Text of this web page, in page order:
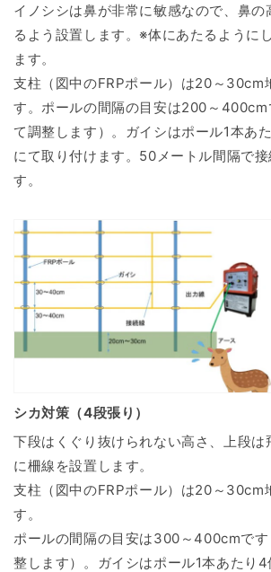
イノシシは鼻が非常に敏感なので、鼻の
るよう設置します。※体にあたるように
ます。
支柱（図中のFRPポール）は20～30cm
す。ポールの間隔の目安は200～400cm
て調整します）。ガイシはポール1本あ
にて取り付けます。50メートル間隔で
す。
シカ対策（4段張り）
下段はくぐり抜けられない高さ、上段は
に柵線を設置します。
支柱（図中のFRPポール）は20～30cm
す。
ポールの間隔の目安は300～400cmです
整します）。ガイシはポール1本あたり